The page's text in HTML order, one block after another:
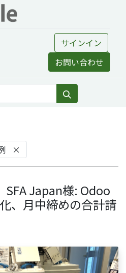
サインイン
お問い合わせ
×
SFA Japan様: Odoo
、月中締めの合計請